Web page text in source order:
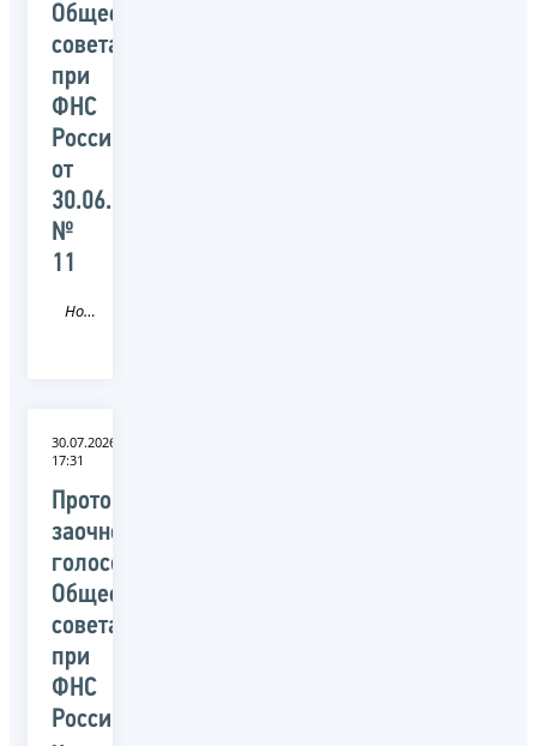
Общественного
совета
при
ФНС
России
от
30.06.2026
№
11
Новость
30.07.2026
17:31
Протокол
заочного
голосования
Общественного
совета
при
ФНС
России